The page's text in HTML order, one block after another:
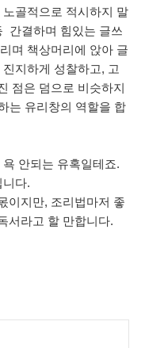
골적으로 적시하지 말
간결하며 힘있는 글쓰
며 책상머리에 앉아 글
지하게 성찰하고, 고
점은 덤으로 비슷하지
는 유리창의 역할을 합
안되는 유혹일테죠.
니다.
이지만, 조리법마저 좋
서라고 할 만합니다.